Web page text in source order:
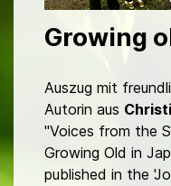
Growing
Auszug mit
Autorin aus
"Voices from the
Growing Old in
published in the